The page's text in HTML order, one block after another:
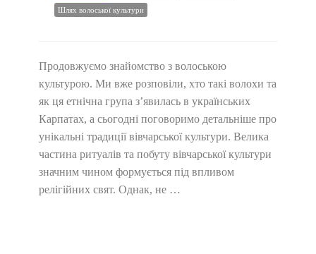
Шлях волоської культури
Продовжуємо знайомство з волоською
культурою. Ми вже розповіли, хто такі волохи та
як ця етнічна група з’явилась в українських
Карпатах, а сьогодні поговоримо детальніше про
унікальні традиції вівчарської культури. Велика
частина ритуалів та побуту вівчарської культури
значним чином формується під впливом
релігійних свят. Однак, не …